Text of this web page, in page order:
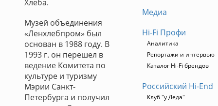
Хлеба.
Музей объединения
«Ленхлебпром» был
основан в 1988 году. В
1993 г. он перешел в
ведение Комитета по
культуре и туризму
Мэрии Санкт-
Петербурга и получил
Медиа
Hi-Fi Профи
Аналитика
Репортажи и интервью
Каталог Hi-Fi брендов
Российский Hi-End
Клуб "у Деда"